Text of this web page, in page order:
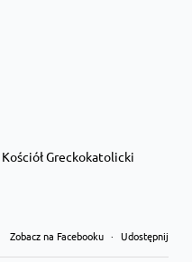
Kościół Greckokatolicki
Zobacz na Facebooku · Udostępnij